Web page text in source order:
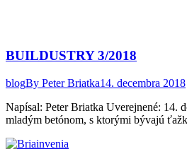
BUILDUSTRY 3/2018
blogBy Peter Briatka14. decembra 2018
Napísal: Peter Briatka Uverejnené: 14.
mladým betónom, s ktorými bývajú